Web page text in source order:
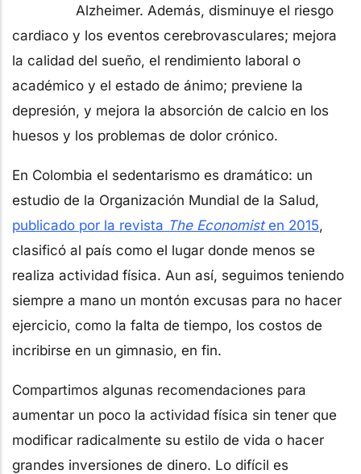
Alzheimer. Además, disminuye el riesgo
cardiaco y los eventos cerebrovasculares; mejora
la calidad del sueño, el rendimiento laboral o
académico y el estado de ánimo; previene la
depresión, y mejora la absorción de calcio en los
huesos y los problemas de dolor crónico.
En Colombia el sedentarismo es dramático: un
estudio de la Organización Mundial de la Salud,
publicado por la revista The Economisten 2015,
clasificó al país como el lugar donde menos se
realiza actividad física. Aun así, seguimos teniendo
siempre a mano un montón excusas para no hacer
ejercicio, como la falta de tiempo, los costos de
incribirse en un gimnasio, en fin.
Compartimos algunas recomendaciones para
aumentar un poco la actividad física sin tener que
modificar radicalmente su estilo de vida o hacer
grandes inversiones de dinero. Lo difícil es